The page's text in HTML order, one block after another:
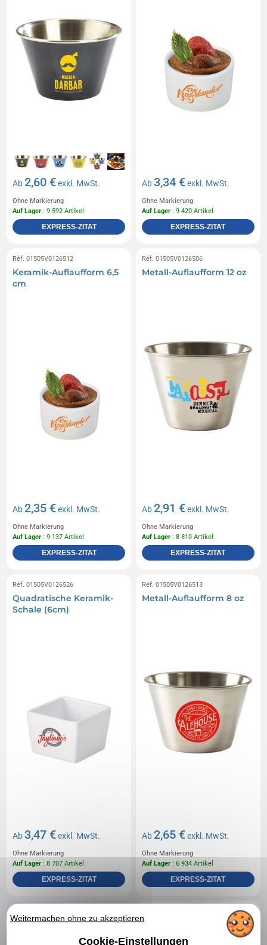
Ab2,60 €exkl. MwSt.
Ohne Markierung
Auf Lager : 9 592 Artikel
EXPRESS-ZITAT
Ab3,34 €exkl. MwSt.
Ohne Markierung
Auf Lager : 9 420 Artikel
EXPRESS-ZITAT
Réf. 01505V0126512
Keramik-Auflaufform 6,5
cm
Ab2,35 €exkl. MwSt.
Ohne Markierung
Auf Lager : 9 137 Artikel
EXPRESS-ZITAT
Réf. 01505V0126506
Metall-Auflaufform 12 oz
Ab2,91 €exkl. MwSt.
Ohne Markierung
Auf Lager : 8 810 Artikel
EXPRESS-ZITAT
Réf. 01505V0126526
Quadratische Keramik-
Schale (6cm)
Ab3,47 €exkl. MwSt.
Ohne Markierung
Auf Lager : 8 707 Artikel
EXPRESS-ZITAT
Réf. 01505V0126513
Metall-Auflaufform 8 oz
Ab2,65 €exkl. MwSt.
Ohne Markierung
Auf Lager : 6 934 Artikel
EXPRESS-ZITAT
Verzinkter Stahl-Service-
Eimer 10cm
Weitermachen ohne zu akzeptieren
Cookie-Einstellungen